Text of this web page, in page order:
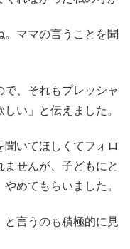
ママの言うことを聞
、それもプレッシャ
い」と伝えました。
いてほしくてフォロ
せんが、子どもにと
めてもらいました。
と言うのも積極的に見